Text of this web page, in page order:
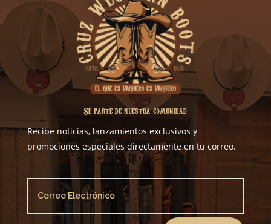
Se parte de nuestra comunidad
Recibe noticias, lanzamientos exclusivos y
promociones especiales directamente en tu correo.